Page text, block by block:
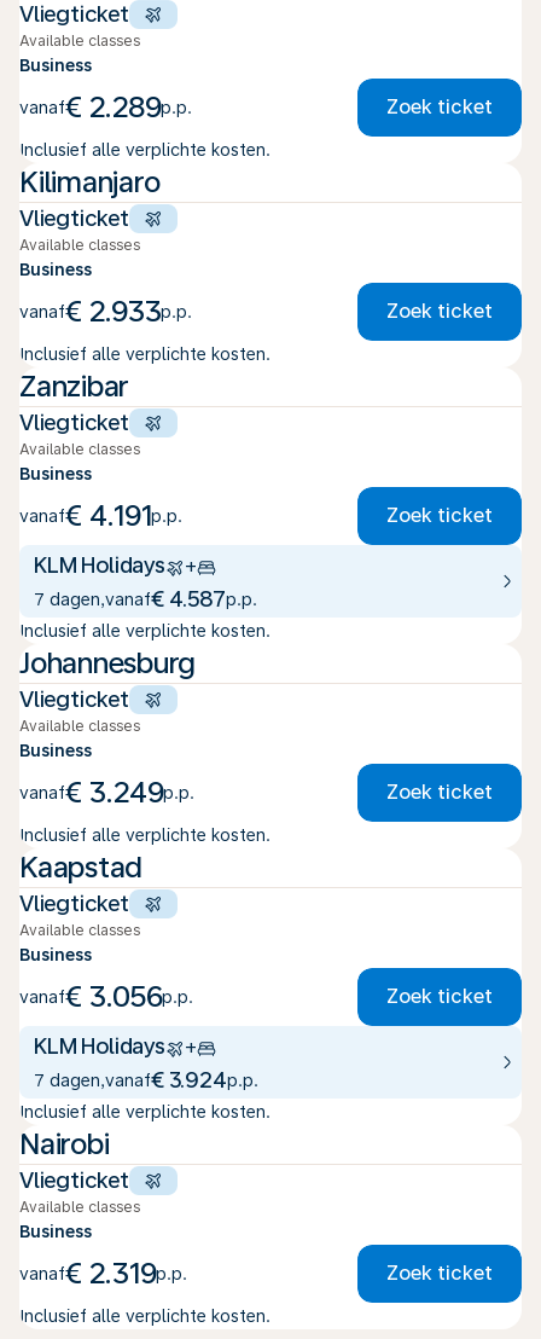
Vliegticket
Available classes
Business
vanaf€ 2.289p.p. Zoek ticket
Inclusief alle verplichte kosten.
Kilimanjaro
Vliegticket
Available classes
Business
vanaf€ 2.933p.p. Zoek ticket
Inclusief alle verplichte kosten.
Zanzibar
Vliegticket
Available classes
Business
vanaf€ 4.191p.p. Zoek ticket
KLM Holidays +
7 dagen,vanaf€ 4.587p.p.
Inclusief alle verplichte kosten.
Johannesburg
Vliegticket
Available classes
Business
vanaf€ 3.249p.p. Zoek ticket
Inclusief alle verplichte kosten.
Kaapstad
Vliegticket
Available classes
Business
vanaf€ 3.056p.p. Zoek ticket
KLM Holidays +
7 dagen,vanaf€ 3.924p.p.
Inclusief alle verplichte kosten.
Nairobi
Vliegticket
Available classes
Business
vanaf€ 2.319p.p. Zoek ticket
Inclusief alle verplichte kosten.